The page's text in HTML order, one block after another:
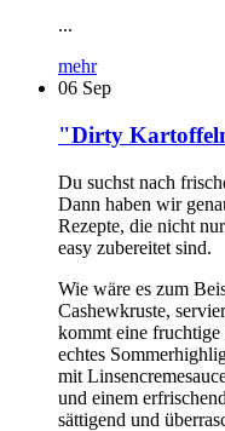
...
mehr
06 Sep
"Dirty
Du suchst nach
Dann haben wir
Rezepte, die nicht
easy zubereitet sind.
Wie wäre es zum
Cashewkruste,
kommt eine
echtes
mit
und einem
sättigend und